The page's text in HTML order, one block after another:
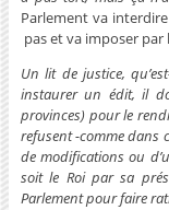
Parlement va
pas et va imposer par
Un lit de justice,
instaurer un édit, il
provinces) pour le
refusent -comme dans
de modifications ou
soit le Roi par sa
Parlement pour faire